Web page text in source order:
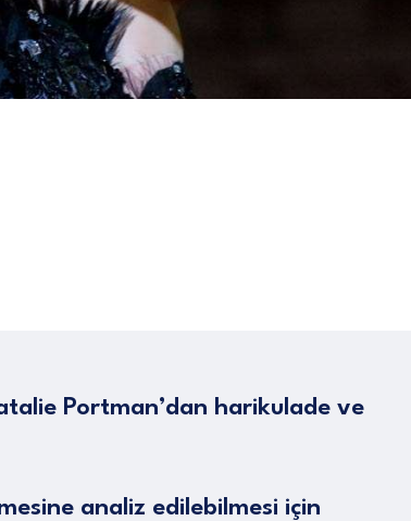
Portman’dan harikulade ve
analiz edilebilmesi için